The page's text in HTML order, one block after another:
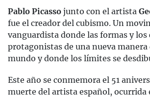
Pablo Picasso junto con el artista
fue el creador del cubismo. Un
vanguardista donde las formas y los
protagonistas de una nueva
mundo y donde los límites se
Este año se conmemora el 51
muerte del artista español, ocurrida